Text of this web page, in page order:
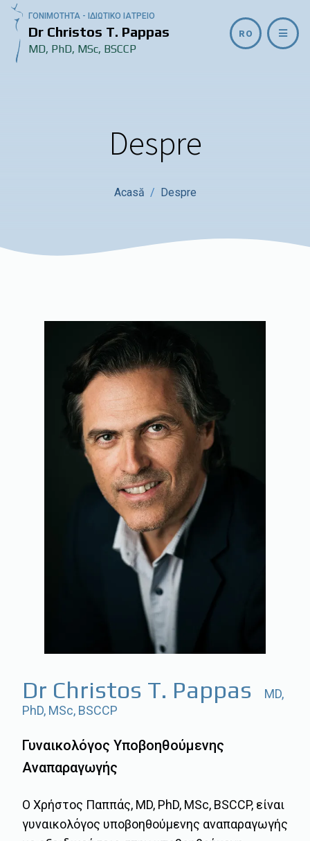
ΓΟΝΙΜΟΤΗΤΑ - ΙΔΙΩΤΙΚΟ ΙΑΤΡΕΙΟ
Dr Christos T. Pappas
MD, PhD, MSc, BSCCP
RO
Despre
Acasă Despre
Dr Christos T. Pappas
MD,
PhD, MSc, BSCCP
Γυναικολόγος Υποβοηθούμενης
Αναπαραγωγής
Ο Χρήστος Παππάς, MD, PhD, MSc, BSCCP, είναι
γυναικολόγος υποβοηθούμενης αναπαραγωγής